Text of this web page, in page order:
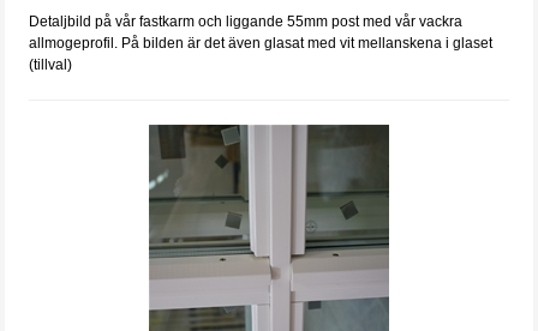
Detaljbild på vår fastkarm och liggande 55mm post med vår vackra
allmogeprofil. På bilden är det även glasat med vit mellanskena i glaset
(tillval)